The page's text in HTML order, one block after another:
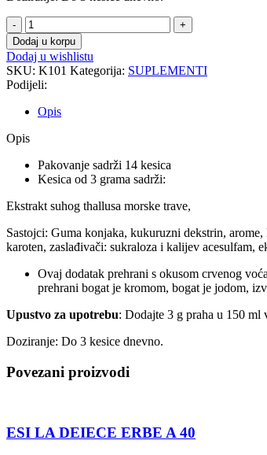
Konjak
moderator
apetita
-
Crveno
voće
14
stikova
količina
Dodaj u korpu
Dodaj u wishlistu
SKU: K101 Kategorija: SUPLEMENTI
Podijeli:
Opis
Opis
Pakovanje sadrži 14 kesica
Kesica od 3 grama sadrži:
Ekstrakt suhog thallusa morske trave,
Sastojci: Guma konjaka, kukuruzni dekstrin,
karoten, zaslađivači: sukraloza i kalijev acesulfam,
Ovaj dodatak prehrani s okusom crvenog
prehrani bogat je kromom, bogat je jodom,
Upustvo za upotrebu: Dodajte 3 g praha u 150 ml
Doziranje: Do 3 kesice dnevno.
Povezani proizvodi
ESI LA DEIECE ERBE A 40